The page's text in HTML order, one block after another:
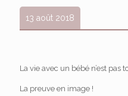
13 août 2018
La vie avec un bébé n’est
La preuve en image !